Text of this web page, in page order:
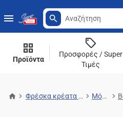
Προϊόντα
Προσφορές / Super
Τιμές
Φρέσκα κρέατα & ψάρια Μόσχου